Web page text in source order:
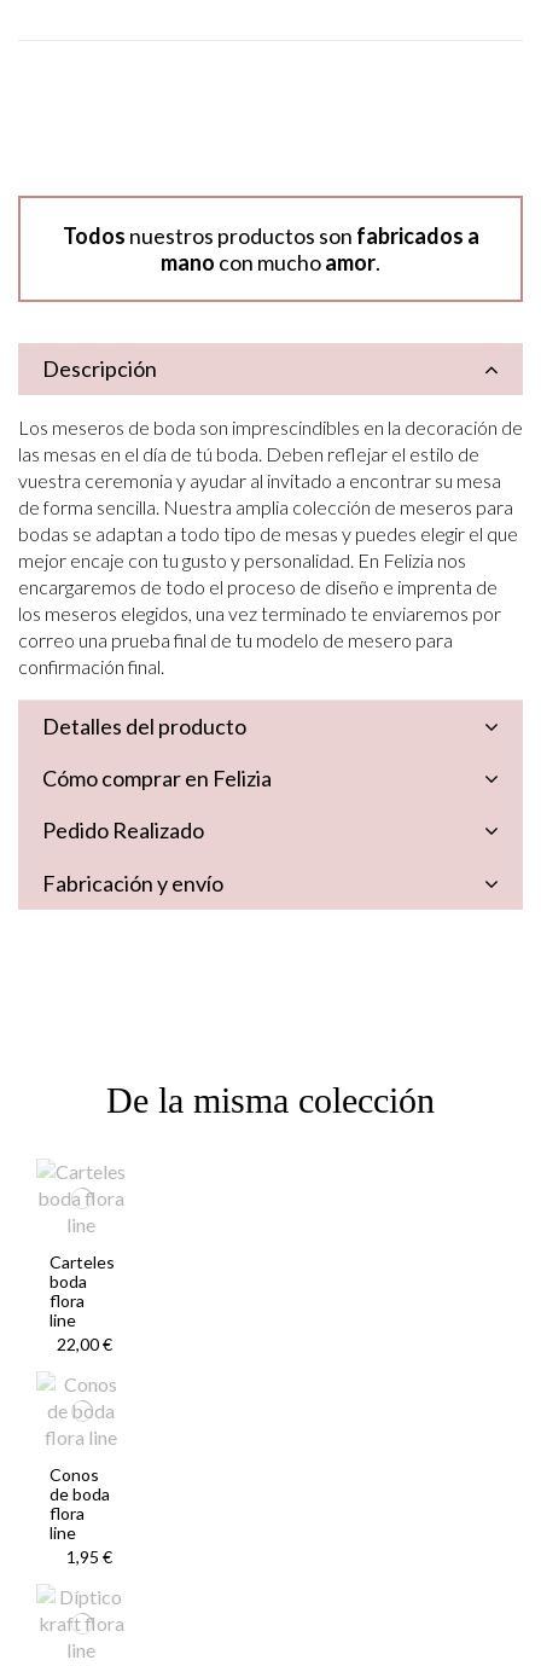
Todos nuestros productos son fabricados a
mano con muchoamor.
Descripción
Los meseros de boda son imprescindibles en la decoración de
las mesas en el día de tú boda. Deben reflejar el estilo de
vuestra ceremonia y ayudar al invitado a encontrar su mesa
de forma sencilla. Nuestra amplia colección de meseros para
bodas se adaptan a todo tipo de mesas y puedes elegir el que
mejor encaje con tu gusto y personalidad. En Felizia nos
encargaremos de todo el proceso de diseño e imprenta de
los meseros elegidos, una vez terminado te enviaremos por
correo una prueba final de tu modelo de mesero para
confirmación final.
Detalles del producto
Cómo comprar en Felizia
Pedido Realizado
Fabricación y envío
De la misma colección
Carteles
boda
flora
line
22,00 €
Conos
de boda
flora
line
1,95 €